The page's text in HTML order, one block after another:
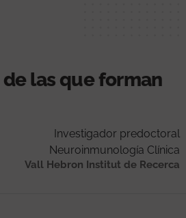
las que forman
Investigador predoctoral
Neuroinmunología Clínica
Vall Hebron Institut de Recerca